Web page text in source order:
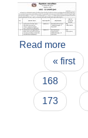
Read more
Pages« first
168
173